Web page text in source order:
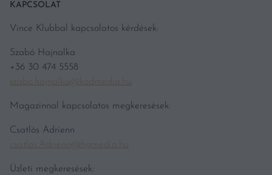
KAPCSOLAT
Vince Klubbal kapcsolatos kérdések:
Szabó Hajnalka
+36 30 474 5558
szabo.hajnalka@kodmedia.hu
Magazinnal kapcsolatos megkeresések:
Csatlós Adrienn
csatlos.Adrienn@hgmedia.hu
Üzleti megkeresések: